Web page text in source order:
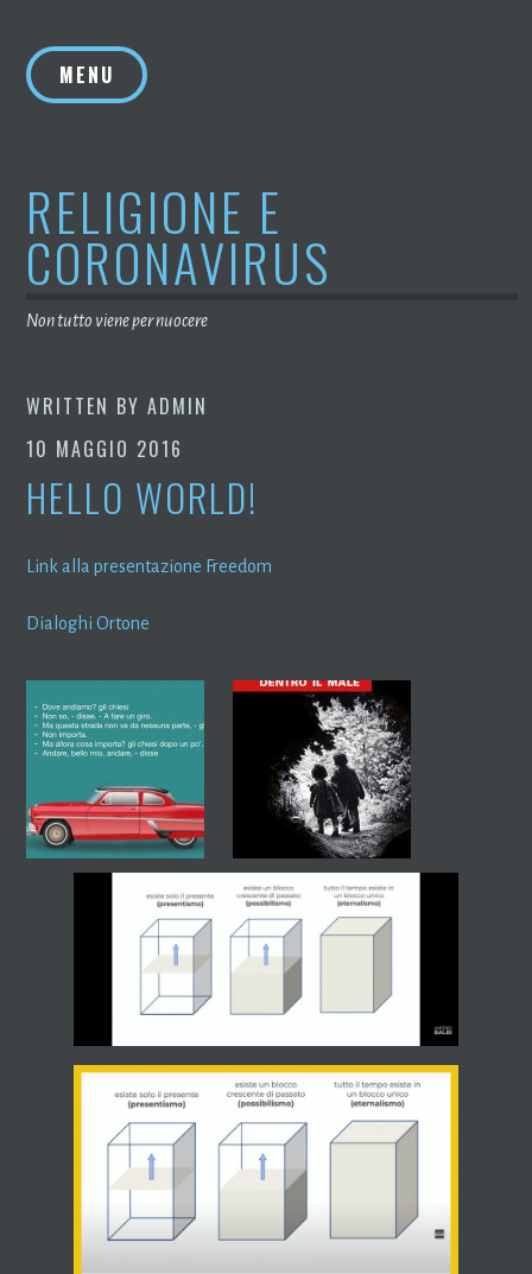
contentMENU
RELIGIONE E
CORONAVIRUS
Non tutto viene per nuocere
WRITTEN BYADMIN
10 MAGGIO 2016
HELLO WORLD!
Link alla presentazione Freedom
Dialoghi Ortone